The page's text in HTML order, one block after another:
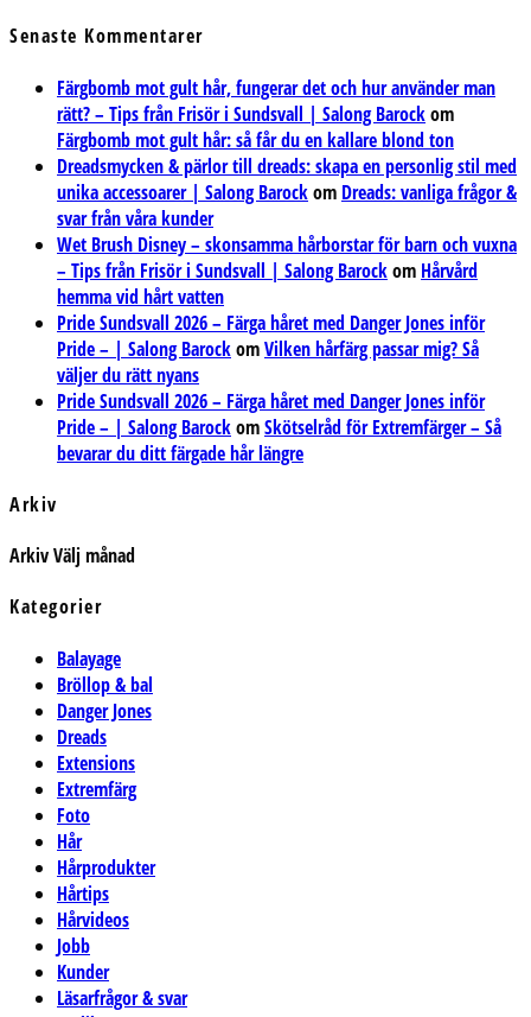
Senaste Kommentarer
Färgbomb mot gult hår, fungerar det och hur använder man
rätt? – Tips från Frisör i Sundsvall | Salong Barockom
Färgbomb mot gult hår: så får du en kallare blond ton
Dreadsmycken & pärlor till dreads: skapa en personlig stil med
unika accessoarer | Salong Barockom Dreads: vanliga frågor &
svar från våra kunder
Wet Brush Disney – skonsamma hårborstar för barn och vuxna
– Tips från Frisör i Sundsvall | Salong Barockom Hårvård
hemma vid hårt vatten
Pride Sundsvall 2026 – Färga håret med Danger Jones inför
Pride – | Salong BarockomVilken hårfärg passar mig? Så
väljer du rätt nyans
Pride Sundsvall 2026 – Färga håret med Danger Jones inför
Pride – | Salong BarockomSkötselråd för Extremfärger – Så
bevarar du ditt färgade hår längre
Arkiv
ArkivVälj månad
Kategorier
Balayage
Bröllop & bal
Danger Jones
Dreads
Extensions
Extremfärg
Foto
Hår
Hårprodukter
Hårtips
Hårvideos
Jobb
Kunder
Läsarfrågor & svar